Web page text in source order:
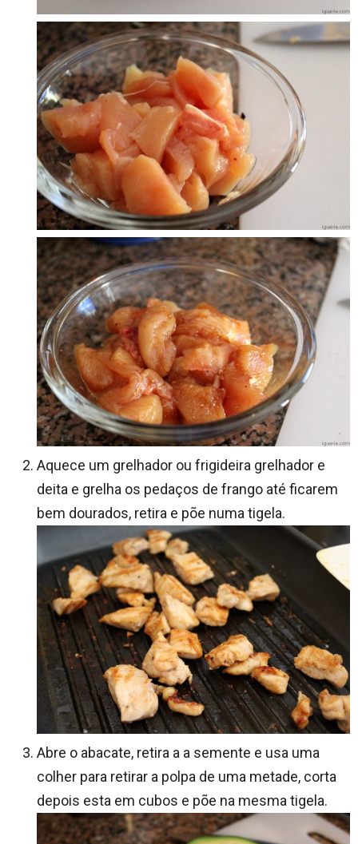
Aquece um grelhador ou frigideira grelhador e
deita e grelha os pedaços de frango até ficarem
bem dourados, retira e põe numa tigela.
Abre o abacate, retira a a semente e usa uma
colher para retirar a polpa de uma metade, corta
depois esta em cubos e põe na mesma tigela.